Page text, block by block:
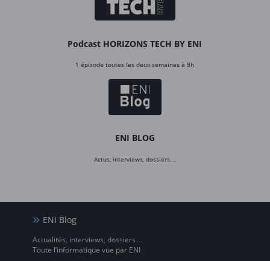
Podcast HORIZONS TECH BY ENI
1 épisode toutes les deux semaines à 8h
ENI BLOG
Actus, interviews, dossiers…
ENI Blog
Actualités, interviews, dossiers…
Toute l’informatique vue par ENI